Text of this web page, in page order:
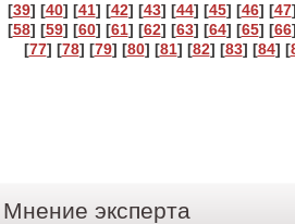
[39] [40] [41] [42] [43] [44] [45] [46] [47
[58] [59] [60] [61] [62] [63] [64] [65] [66
[77] [78] [79] [80] [81] [82] [83] [84] [
Мнение эксперта